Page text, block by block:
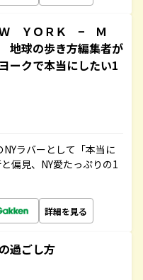
Ｗ ＹＯＲＫ − Ｍ
球の歩き方編集者が
ークで本当にしたい1
ラバーとして「本当に
偏見、NY愛たっぷりの1
詳細を見る
過ごし方